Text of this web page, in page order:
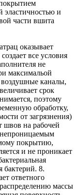
эластичностью и
части вшита
оказывает
все условия
не
максимальой
воздушные каналы,
срок
поэтому
обработку,
от загрязнения)
швов на рабочей
покрытию,
и не проникает
бактерий. 8.
ответного
массы